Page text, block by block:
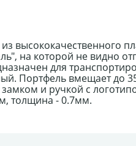
высококачественного
на которой не видно
для
Портфель вмещает до
и ручкой с
толщина - 0.7мм.